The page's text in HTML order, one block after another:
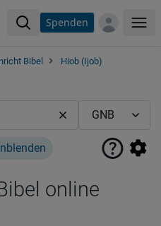
Spenden
Bibel
Hiob (Ijob)
online